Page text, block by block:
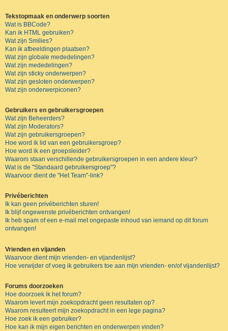
Tekstopmaak en onderwerp soorten
Wat is BBCode?
Kan ik HTML gebruiken?
Wat zijn Smilies?
Kan ik afbeeldingen plaatsen?
Wat zijn globale mededelingen?
Wat zijn mededelingen?
Wat zijn sticky onderwerpen?
Wat zijn gesloten onderwerpen?
Wat zijn onderwerpiconen?
Gebruikers en gebruikersgroepen
Wat zijn Beheerders?
Wat zijn Moderators?
Wat zijn gebruikersgroepen?
Hoe word ik lid van een gebruikersgroep?
Hoe word ik een groepsleider?
Waarom staan verschillende gebruikersgroepen in een andere kleur?
Wat is de "Standaard gebruikersgroep"?
Waarvoor dient de "Het Team"-link?
Privéberichten
Ik kan geen privéberichten sturen!
Ik blijf ongewenste privéberichten ontvangen!
Ik heb spam of een e-mail met ongepaste inhoud van iemand op dit forum
ontvangen!
Vrienden en vijanden
Waarvoor dient mijn vrienden- en vijandenlijst?
Hoe verwijder of voeg ik gebruikers toe aan mijn vrienden- en/of vijandenlijst?
Forums doorzoeken
Hoe doorzoek ik het forum?
Waarom levert mijn zoekopdracht geen resultaten op?
Waarom resulteert mijn zoekopdracht in een lege pagina?
Hoe zoek ik een gebruiker?
Hoe kan ik mijn eigen berichten en onderwerpen vinden?